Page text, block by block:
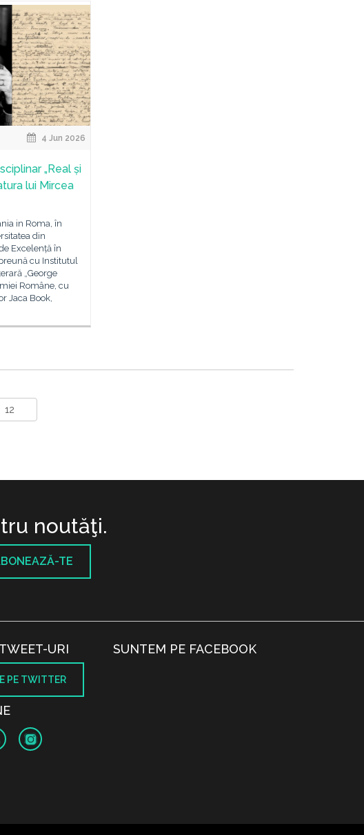
4 Jun 2026
„Real și
lui Mircea
in Roma, în
din
Excelență în
cu Institutul
„George
Române, cu
Jaca Book,
noutăţi.
TE
URI
PE TWITTER
SUNTEM PE FACEBOOK